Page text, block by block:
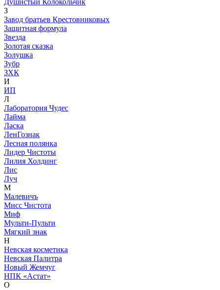
Душистый Колокольчик
З
Завод братьев Крестовниковых
Защитная формула
Звезда
Золотая сказка
Золушка
Зубр
ЗХК
И
ИП
Л
Лаборатория Чудес
Лайма
Ласка
ЛенГознак
Лесная полянка
Лидер Чистоты
Лилия Холдинг
Лис
Луч
М
Малевичъ
Мисс Чистота
Миф
Мульти-Пульти
Мягкий знак
Н
Невская косметика
Невская Палитра
Новый Жемчуг
НПК «Астат»
О